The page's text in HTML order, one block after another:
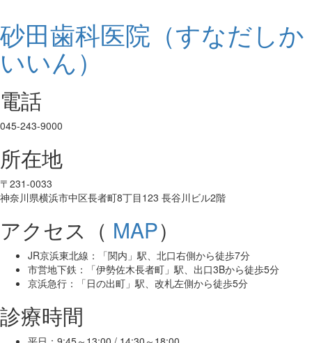
砂田歯科医院（すなだしか
いいん）
電話
045-243-9000
所在地
〒231-0033
神奈川県横浜市中区長者町8丁目123 長谷川ビル2階
アクセス（ MAP）
JR京浜東北線：「関内」駅、北口右側から徒歩7分
市営地下鉄：「伊勢佐木長者町」駅、出口3Bから徒歩5分
京浜急行：「日の出町」駅、改札左側から徒歩5分
診療時間